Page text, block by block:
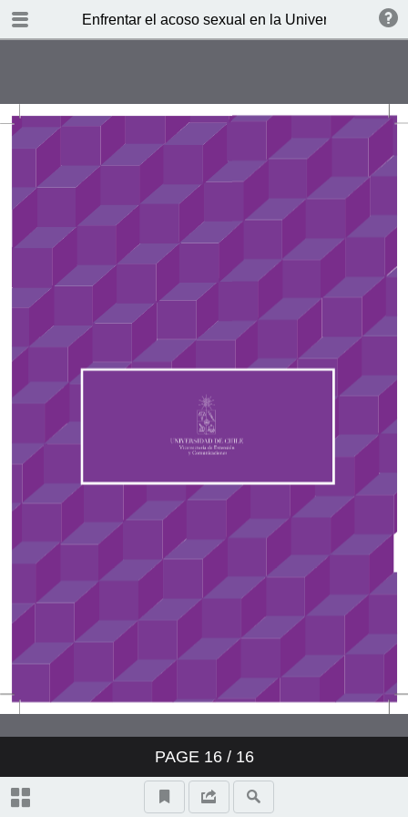
Enfrentar el acoso sexual en la Universidad de
PAGE 16/ 16
TABLE OF CONTENTS
¿Qué entendemos por acoso?
¿Cuándo no podemos hablar de
¿Quién acosa y quién puede ser
acosado?
¿Qué ha funcionado en otras
¿Qué podemos hacer en la
Universidad de Chile cuando
somos víctimas de acoso?
Un nuevo procedimiento que
aborde el acoso sexual